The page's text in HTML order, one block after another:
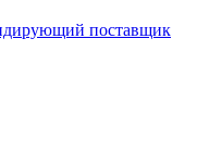
поставщик